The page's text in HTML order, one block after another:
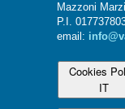
Mazzoni
P.I.
email:
Cookies
IT